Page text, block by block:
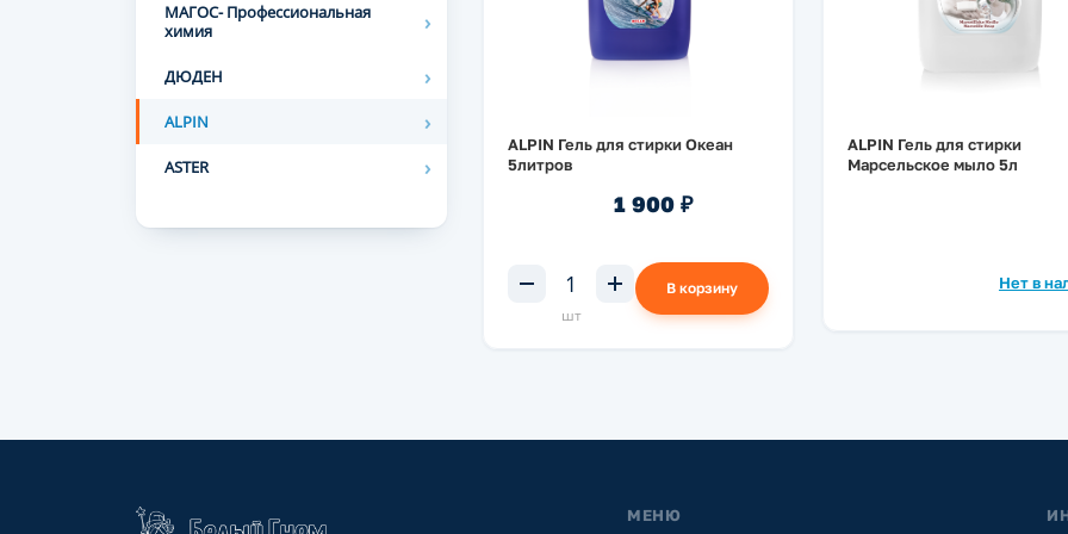
МАГОС- Профессиональная
химия
ДЮДЕН
ALPIN
ASTER
ALPIN Гель для стирки Океан
5литров
1 900 ₽
шт
В корзину
ALPIN Гель для стирки
Марсельское мыло 5л
Нет в
МЕНЮ